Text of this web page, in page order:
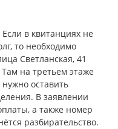
в квитанциях не
то необходимо
Светланская, 41
на третьем этаже
оставить
В заявлении
а также номер
разбирательство.